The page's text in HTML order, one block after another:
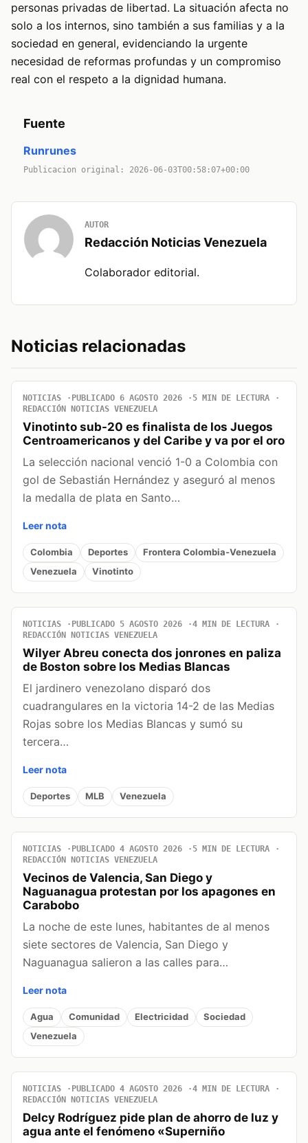
personas privadas de libertad. La situación afecta no
solo a los internos, sino también a sus familias y a la
sociedad en general, evidenciando la urgente
necesidad de reformas profundas y un compromiso
real con el respeto a la dignidad humana.
Fuente
Runrunes
Publicacion original: 2026-06-03T00:58:07+00:00
AUTOR
Redacción Noticias Venezuela
Colaborador editorial.
Noticias relacionadas
NOTICIAS PUBLICADO 6 AGOSTO 2026
5 MIN DE LECTURA
REDACCIÓN NOTICIAS VENEZUELA
Vinotinto sub-20 es finalista de los Juegos
Centroamericanos y del Caribe y va por el oro
La selección nacional venció 1-0 a Colombia con
gol de Sebastián Hernández y aseguró al menos
la medalla de plata en Santo…
Leer nota
Colombia Deportes
Frontera Colombia-Venezuela
Venezuela
Vinotinto
NOTICIAS PUBLICADO 5 AGOSTO 2026
4 MIN DE LECTURA
REDACCIÓN NOTICIAS VENEZUELA
Wilyer Abreu conecta dos jonrones en paliza
de Boston sobre los Medias Blancas
El jardinero venezolano disparó dos
cuadrangulares en la victoria 14-2 de las Medias
Rojas sobre los Medias Blancas y sumó su
tercera…
Leer nota
Deportes MLB Venezuela
NOTICIAS PUBLICADO 4 AGOSTO 2026
5 MIN DE LECTURA
REDACCIÓN NOTICIAS VENEZUELA
Vecinos de Valencia, San Diego y
Naguanagua protestan por los apagones en
Carabobo
La noche de este lunes, habitantes de al menos
siete sectores de Valencia, San Diego y
Naguanagua salieron a las calles para…
Leer nota
Agua Comunidad Electricidad
Sociedad
Venezuela
NOTICIAS PUBLICADO 4 AGOSTO 2026
4 MIN DE LECTURA
REDACCIÓN NOTICIAS VENEZUELA
Delcy Rodríguez pide plan de ahorro de luz y
agua ante el fenómeno «Superniño